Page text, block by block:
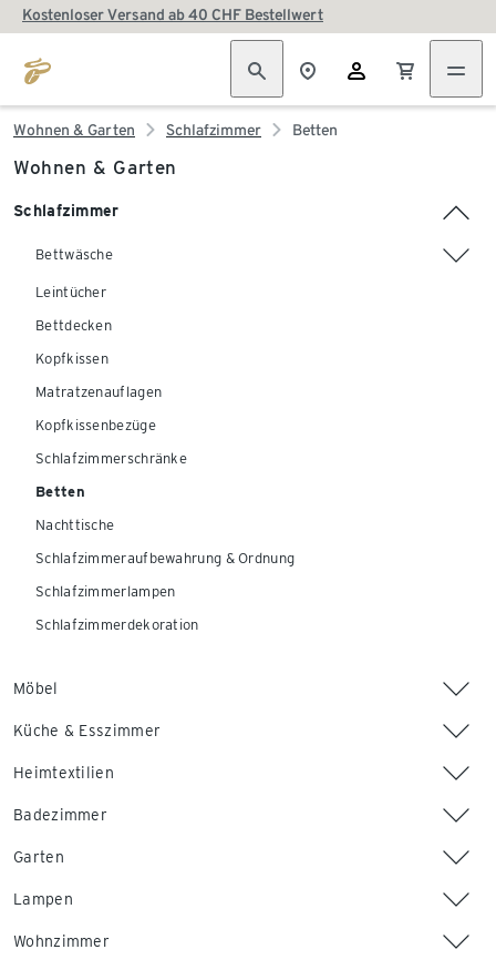
Kostenloser Versand ab 40 CHF Bestellwert
Wohnen & Garten Schlafzimmer Betten
Wohnen & Garten
Schlafzimmer
Bettwäsche
Leintücher
Bettdecken
Kopfkissen
Matratzenauflagen
Kopfkissenbezüge
Schlafzimmerschränke
Betten
Nachttische
Schlafzimmeraufbewahrung & Ordnung
Schlafzimmerlampen
Schlafzimmerdekoration
Möbel
Küche & Esszimmer
Heimtextilien
Badezimmer
Garten
Lampen
Wohnzimmer